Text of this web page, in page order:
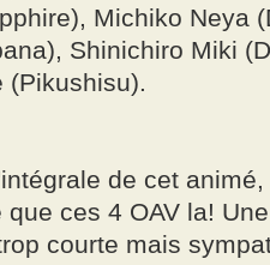
Michiko Neya
Shinichiro Miki
(Pikushisu).
de cet
ces 4 OAV la!
courte mais